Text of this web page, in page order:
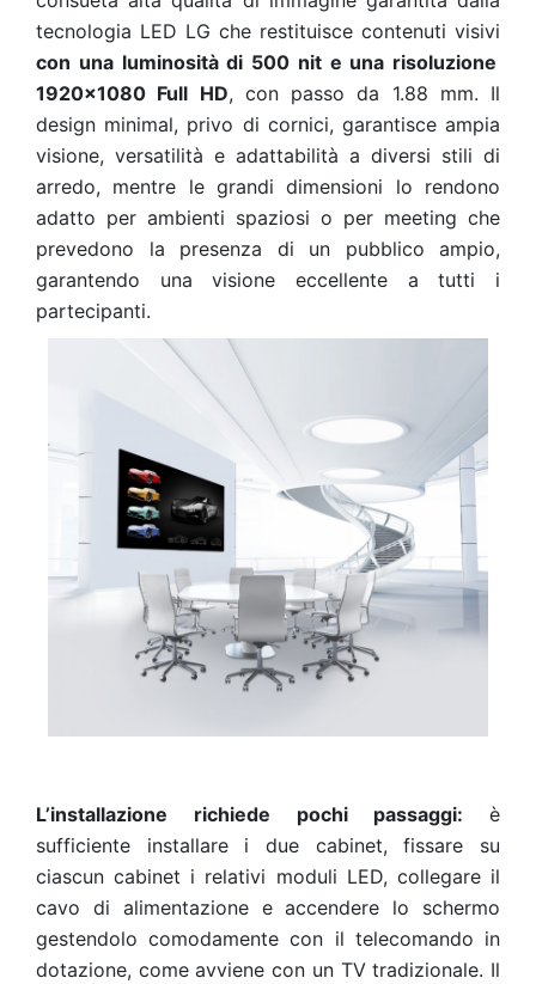
tecnologia LED LG che restituisce contenuti visivi
con una luminosità di 500 nit e una risoluzione
1920×1080 Full HD, con passo da 1.88 mm. Il
design minimal, privo di cornici, garantisce ampia
visione, versatilità e adattabilità a diversi stili di
arredo, mentre le grandi dimensioni lo rendono
adatto per ambienti spaziosi o per meeting che
prevedono la presenza di un pubblico ampio,
garantendo una visione eccellente a tutti i
partecipanti.
L’installazione richiede pochi passaggi: è
sufficiente installare i due cabinet, fissare su
ciascun cabinet i relativi moduli LED, collegare il
cavo di alimentazione e accendere lo schermo
gestendolo comodamente con il telecomando in
dotazione, come avviene con un TV tradizionale. Il